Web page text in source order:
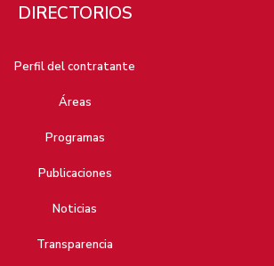
DIRECTORIOS
Perfil del contratante
Áreas
Programas
Publicaciones
Noticias
Transparencia